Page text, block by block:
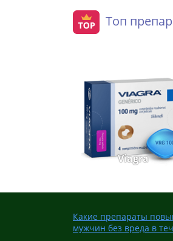
Топ
Viagra
Какие препараты
мужчин без вреда в